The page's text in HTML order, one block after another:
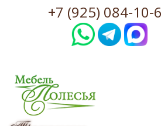
+7 (925) 084-10-